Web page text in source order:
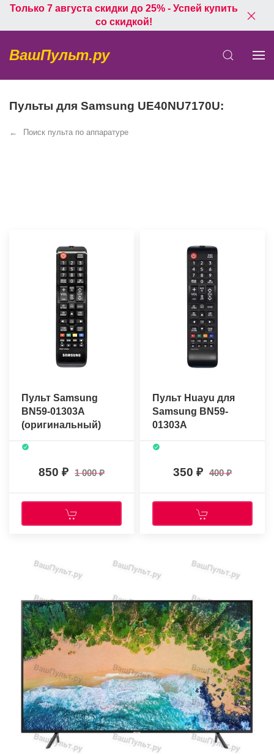
Только 7 августа скидки до 25% - Успей купить
со скидкой!
ВашПульт.ру
Пульты для Samsung UE40NU7170U:
Поиск пульта по аппаратуре
Пульт Samsung
BN59-01303A
(оригинальный)
850 1 000
Пульт Huayu для
Samsung BN59-
01303A
350 400